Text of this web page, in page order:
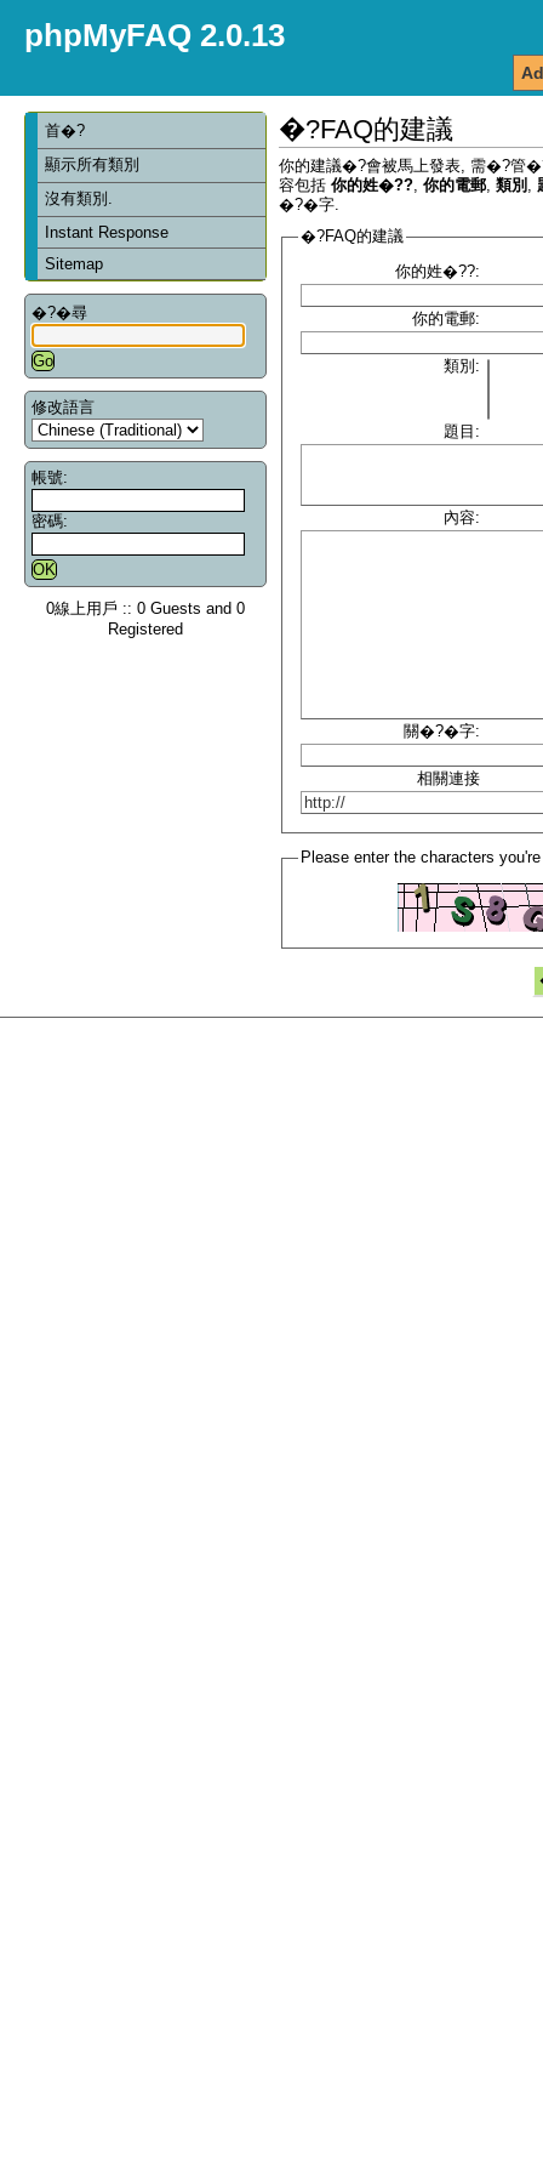
phpMyFAQ 2.0.13
首�?
顯示所有類別
沒有類別.
Instant Response
Sitemap
�?�尋
修改語言
帳號:
密碼:
0線上用戶 :: 0 Guests and 0
Registered
�?FAQ的建議
你的建議�?會被馬上發表, 需�?管
容包括 你的姓�?? 你的電郵 類別
�?�字.
�?FAQ的建議
你的姓�??:
你的電郵:
類別:
題目:
內容:
關�?�字:
相關連接
Please enter the characters